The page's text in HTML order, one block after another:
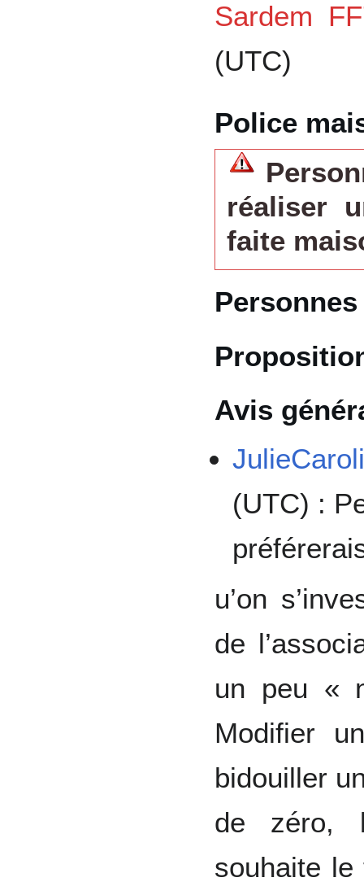
Sardem
(UTC)
Police
réaliser
faite
Avis
(UTC) :
u’on
de
un peu «
Modifier
bidouiller
de zéro,
souhaite